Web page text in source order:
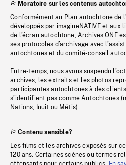
Moratoire sur les contenus
Conformément au Plan autochtone de
développés par imagineNATIVE et aux
de l’écran autochtone, Archives ONF
ses protocoles d’archivage avec
autochtones et du comité-conseil
Entre-temps, nous avons suspendu
archives, les extraits et les photos
participantes autochtones à des
s’identifient pas comme Autochtones
Nations, Inuit ou Métis).
Contenu sensible?
Les films et les archives exposés sur
120 ans. Certaines scènes ou termes
offensants pour certains publics.
En